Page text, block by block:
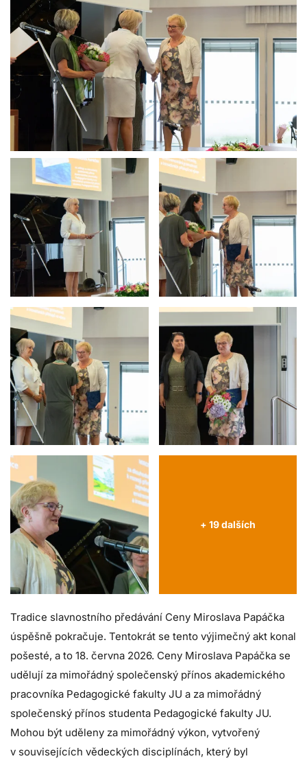
+ 19 dalších
Tradice slavnostního předávání Ceny Miroslava Papáčka
úspěšně pokračuje. Tentokrát se tento výjimečný akt konal
pošesté, a to 18. června 2026. Ceny Miroslava Papáčka se
udělují za mimořádný společenský přínos akademického
pracovníka Pedagogické fakulty JU a za mimořádný
společenský přínos studenta Pedagogické fakulty JU.
Mohou být uděleny za mimořádný výkon, vytvořený
v souvisejících vědeckých disciplínách, který byl